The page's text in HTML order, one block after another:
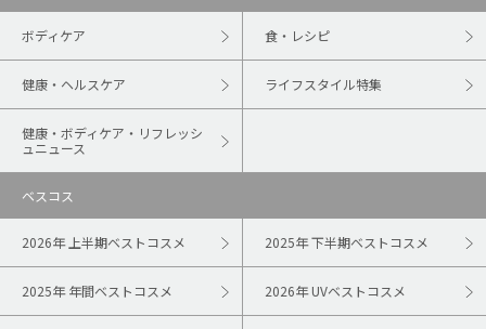
ボディケア 食・レシピ
健康・ヘルスケア ライフスタイル特集
健康・ボディケア・リフレッシ
ュニュース
ベスコス
2026年 上半期ベストコスメ 2025年 下半期ベストコスメ
2025年 年間ベストコスメ 2026年 UVベストコスメ